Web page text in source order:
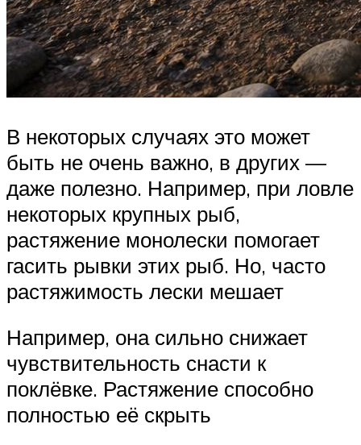
В некоторых случаях это может
быть не очень важно, в других —
даже полезно. Например, при ловле
некоторых крупных рыб,
растяжение монолески помогает
гасить рывки этих рыб. Но, часто
растяжимость лески мешает
Например, она сильно снижает
чувствительность снасти к
поклёвке. Растяжение способно
полностью её скрыть